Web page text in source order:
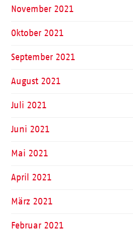
November 2021
Oktober 2021
September 2021
August 2021
Juli 2021
Juni 2021
Mai 2021
April 2021
März 2021
Februar 2021